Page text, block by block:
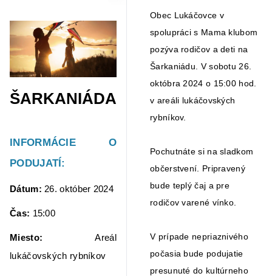
ŠARKANIÁDA
INFORMÁCIE O
PODUJATÍ:
Dátum: 26. október 2024
Čas: 15:00
Miesto: Areál
lukáčovských rybníkov
Obec Lukáčovce v
spolupráci s Mama klubom
pozýva rodičov a deti na
Šarkaniádu. V sobotu 26.
októbra 2024 o 15:00 hod.
v areáli lukáčovských
rybníkov.
Pochutnáte si na sladkom
občerstvení. Pripravený
bude teplý čaj a pre
rodičov varené vínko.
V prípade nepriaznivého
počasia bude podujatie
presunuté do kultúrneho